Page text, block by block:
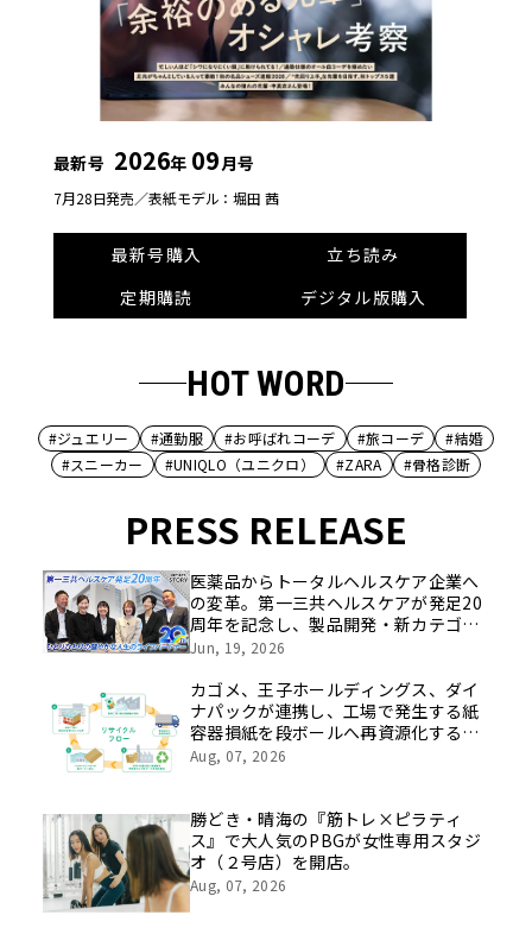
最新号 2026年 09月号
7月28日発売／表紙モデル：堀田 茜
最新号購入
立ち読み
定期購読
デジタル版購入
HOT WORD
#ジュエリー #通勤服 #お呼ばれコーデ #旅コーデ
#結婚
#スニーカー
#UNIQLO（ユニクロ） #ZARA #骨格診断
PRESS RELEASE
医薬品からトータルヘルスケア企業へ
の変革。第一三共ヘルスケアが発足20
周年を記念し、製品開発・新カテゴリ
挑戦の舞台や旧社統合時のエピソード
像を公開！
Jun, 19, 2026
カゴメ、王子ホールディングス、ダイ
ナパックが連携し、工場で発生する紙
容器損紙を段ボールへ再資源化する実
証を開始
Aug, 07, 2026
勝どき・晴海の『筋トレ×ピラティ
ス』で大人気のPBGが女性専用スタジ
オ（２号店）を開店。
Aug, 07, 2026